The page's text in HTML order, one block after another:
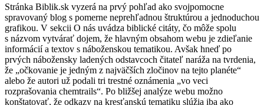
Stránka Biblik.sk vyzerá na prvý pohľad ako svojpomocne
spravovaný blog s pomerne neprehľadnou štruktúrou a jednoduchou
grafikou. V sekcii O nás uvádza biblické citáty, čo môže spolu
s názvom vytvárať dojem, že hlavným obsahom webu je zdieľanie
informácií a textov s náboženskou tematikou. Avšak hneď po
prvých nábožensky ladených odstavcoch čitateľ naráža na tvrdenia,
že „očkovanie je jedným z najväčších zločinov na tejto planéte“
alebo že autori už podali tri trestné oznámenia „vo veci
rozprašovania chemtrails“. Po bližšej analýze webu možno
konštatovať, že odkazy na kresťanskú tematiku slúžia iba ako